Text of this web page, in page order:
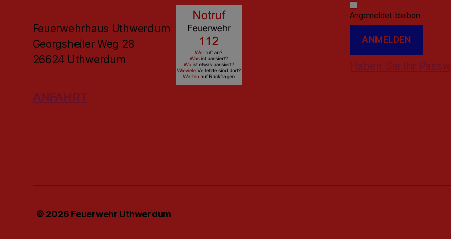
Feuerwehrhaus Uthwerdum
Georgsheiler Weg 28
26624 Uthwerdum
ANFAHRT
Angemeldet bleiben
Haben Sie Ihr
© 2026 Feuerwehr Uthwerdum